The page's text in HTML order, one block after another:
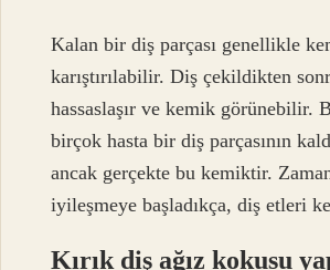
Kalan bir diş parçası genellikle
karıştırılabilir. Diş çekildikten
hassaslaşır ve kemik görünebilir.
birçok hasta bir diş parçasının
ancak gerçekte bu kemiktir.
iyileşmeye başladıkça, diş etleri
Kırık diş ağız kokusu